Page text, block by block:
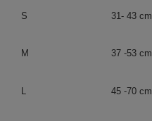
S 31- 43 cm
M 37 -53 cm
L 45 -70 cm